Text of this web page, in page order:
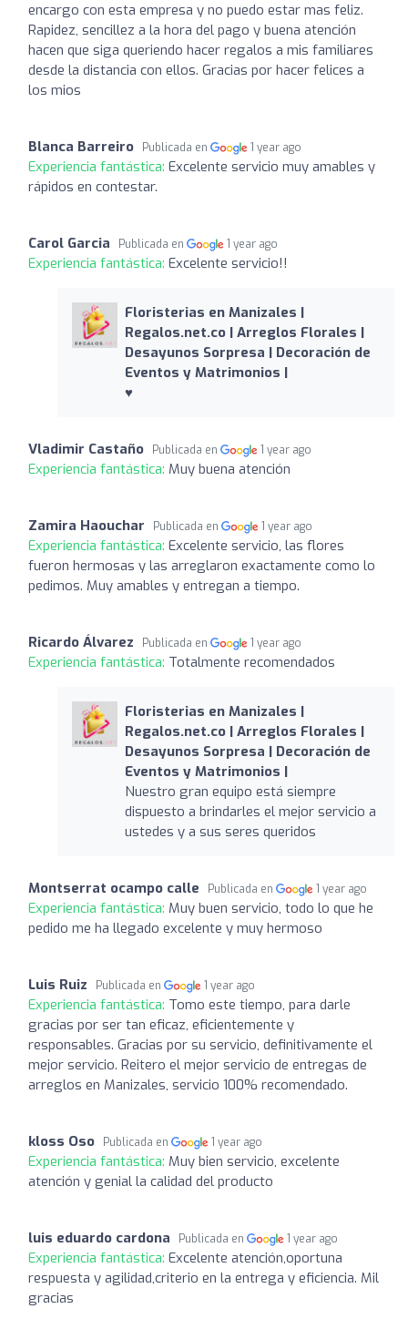
encargo con esta empresa y no puedo estar mas feliz.
Rapidez, sencillez a la hora del pago y buena atención
hacen que siga queriendo hacer regalos a mis familiares
desde la distancia con ellos. Gracias por hacer felices a
los mios
Blanca Barreiro Publicada en 1 year ago
Experiencia fantástica: Excelente servicio muy amables y
rápidos en contestar.
Carol Garcia Publicada en 1 year ago
Experiencia fantástica: Excelente servicio!!
Floristerias en Manizales |
Regalos.net.co | Arreglos Florales |
Desayunos Sorpresa | Decoración de
Eventos y Matrimonios |
♥️
Vladimir Castaño Publicada en 1 year ago
Experiencia fantástica: Muy buena atención
Zamira Haouchar Publicada en 1 year ago
Experiencia fantástica: Excelente servicio, las flores
fueron hermosas y las arreglaron exactamente como lo
pedimos. Muy amables y entregan a tiempo.
Ricardo Álvarez Publicada en 1 year ago
Experiencia fantástica: Totalmente recomendados
Floristerias en Manizales |
Regalos.net.co | Arreglos Florales |
Desayunos Sorpresa | Decoración de
Eventos y Matrimonios |
Nuestro gran equipo está siempre
dispuesto a brindarles el mejor servicio a
ustedes y a sus seres queridos
Montserrat ocampo calle Publicada en 1 year ago
Experiencia fantástica: Muy buen servicio, todo lo que he
pedido me ha llegado excelente y muy hermoso
Luis Ruiz Publicada en 1 year ago
Experiencia fantástica: Tomo este tiempo, para darle
gracias por ser tan eficaz, eficientemente y
responsables. Gracias por su servicio, definitivamente el
mejor servicio. Reitero el mejor servicio de entregas de
arreglos en Manizales, servicio 100% recomendado.
kloss Oso Publicada en 1 year ago
Experiencia fantástica: Muy bien servicio, excelente
atención y genial la calidad del producto
luis eduardo cardona Publicada en 1 year ago
Experiencia fantástica: Excelente atención,oportuna
respuesta y agilidad,criterio en la entrega y eficiencia. Mil
gracias